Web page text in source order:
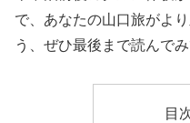
で、あなたの山口旅がよ
う、ぜひ最後まで読んでみ
目